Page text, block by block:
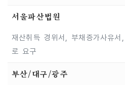
서울파산법원
재산취득 경위서, 부채증가사유
로 요구
부산/대구/광주